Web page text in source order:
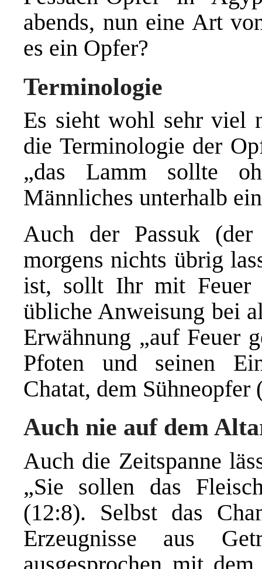
abends, nun eine Art
es ein Opfer?
Terminologie
Es sieht wohl sehr viel
die Terminologie der
„das Lamm sollte
Männliches unterhalb
Auch der Passuk
morgens nichts übrig
ist, sollt Ihr mit Feuer
übliche Anweisung bei
Erwähnung „auf Feuer
Pfoten und seinen
Chatat, dem Sühneopfer
Auch nie auf dem
Auch die Zeitspanne
„Sie sollen das
(12:8). Selbst das
Erzeugnisse aus